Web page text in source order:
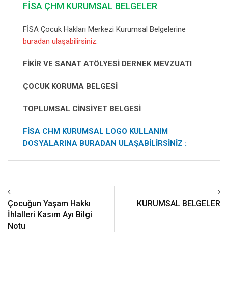
FİSA ÇHM KURUMSAL BELGELER
FİSA Çocuk Hakları Merkezi Kurumsal Belgelerine
buradan ulaşabilirsiniz.
FİKİR VE SANAT ATÖLYESİ DERNEK MEVZUATI
ÇOCUK KORUMA BELGESİ
TOPLUMSAL CİNSİYET BELGESİ
FİSA CHM KURUMSAL LOGO KULLANIM
DOSYALARINA BURADAN ULAŞABİLİRSİNİZ :
Çocuğun Yaşam Hakkı
İhlalleri Kasım Ayı Bilgi
Notu
KURUMSAL BELGELER